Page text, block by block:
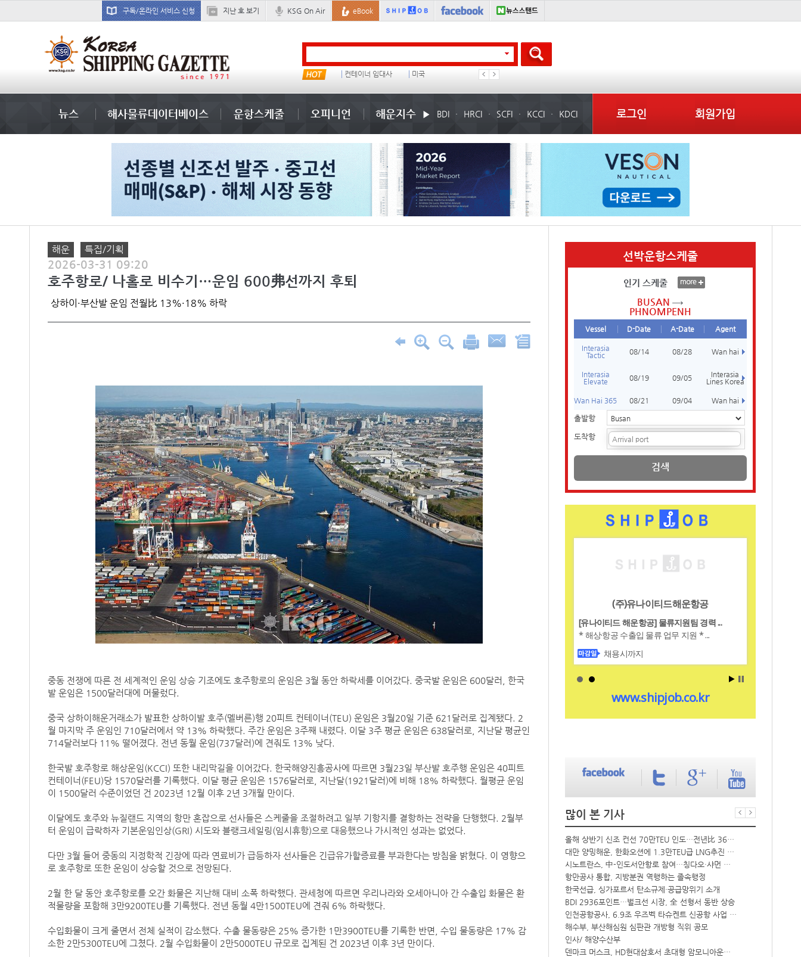
구독/온라인 서비스 신청 지난 호 보기 KSG On Air eBook
吏꾪씗�� 컨테이너 임대사 미국 1
뉴스 해사물류데이터베이스 운항스케줄 오피니언 해운지수 BDI HRCI SCFI KCCI KDCI 로그인 회원가입
해운 특집/기획
2026-03-31 09:20
호주항로/ 나홀로 비수기…운임 600弗선까지 후퇴
상하이·부산발 운임 전월比 13%·18% 하락
중동 전쟁에 따른 전 세계적인 운임 상승 기조에도 호주항로의 운임은 3월 동안 하락세를 이어갔다. 중국발 운임은 600달러, 한국
발 운임은 1500달러대에 머물렀다.
중국 상하이해운거래소가 발표한 상하이발 호주(멜버른)행 20피트 컨테이너(TEU) 운임은 3월20일 기준 621달러로 집계됐다. 2
월 마지막 주 운임인 710달러에서 약 13% 하락했다. 주간 운임은 3주째 내렸다. 이달 3주 평균 운임은 638달러로, 지난달 평균인
714달러보다 11% 떨어졌다. 전년 동월 운임(737달러)에 견줘도 13% 낮다.
한국발 호주항로 해상운임(KCCI) 또한 내리막길을 이어갔다. 한국해양진흥공사에 따르면 3월23일 부산발 호주행 운임은 40피트
컨테이너(FEU)당 1570달러를 기록했다. 이달 평균 운임은 1576달러로, 지난달(1921달러)에 비해 18% 하락했다. 월평균 운임
이 1500달러 수준이었던 건 2023년 12월 이후 2년 3개월 만이다.
이달에도 호주와 뉴질랜드 지역의 항만 혼잡으로 선사들은 스케줄을 조절하려고 일부 기항지를 결항하는 전략을 단행했다. 2월부
터 운임이 급락하자 기본운임인상(GRI) 시도와 블랭크세일링(임시휴항)으로 대응했으나 가시적인 성과는 없었다.
다만 3월 들어 중동의 지정학적 긴장에 따라 연료비가 급등하자 선사들은 긴급유가할증료를 부과한다는 방침을 밝혔다. 이 영향으
로 호주항로 또한 운임이 상승할 것으로 전망된다.
2월 한 달 동안 호주항로를 오간 화물은 지난해 대비 소폭 하락했다. 관세청에 따르면 우리나라와 오세아니아 간 수출입 화물은 환
적물량을 포함해 3만9200TEU를 기록했다. 전년 동월 4만1500TEU에 견줘 6% 하락했다.
수입화물이 크게 줄면서 전체 실적이 감소했다. 수출 물동량은 25% 증가한 1만3900TEU를 기록한 반면, 수입 물동량은 17% 감
소한 2만5300TEU에 그쳤다. 2월 수입화물이 2만5000TEU 규모로 집계된 건 2023년 이후 3년 만이다.
선박운항스케줄
인기 스케줄
BUSAN
PHNOMPENH
Vessel D-Date A-Date Agent
Interasia
Tactic
08/14 08/28 Wan hai
Interasia
Elevate
08/19 09/05
Interasia
Lines Korea
Wan Hai 365 08/21 09/04 Wan hai
출발항
도착항
검색
많이 본 기사
컨운임지수 4주만에 반등…美·중동 두자릿수↑
프랑스 CMA CGM, 2분기 순이익 1.1조…48%↑
페덱스, 광저우-시드니 직항 화물노선 개설
올해 상반기 신조 컨선 70만TEU 인도…전년比 36% 감소
대만 양밍해운, 한화오션에 1.3만TEU급 LNG추진 컨선 6척 발주
시노트란스, 中-인도서안항로 참여…칭다오·샤먼 직항
항만공사 통합, 지방분권 역행하는 졸속행정
한국선급, 싱가포르서 탄소규제·공급망위기 소개
BDI 2936포인트…벌크선 시장, 全 선형서 동반 상승
인천공항공사, 6.9조 우즈벡 타슈켄트 신공항 사업 참여
해수부, 부산해심원 심판관 개방형 직위 공모
인사/ 해양수산부
덴마크 머스크, HD현대삼호서 초대형 암모니아운반선 인도받아